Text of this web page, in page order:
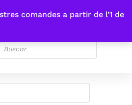
comandes a partir de l’1 de